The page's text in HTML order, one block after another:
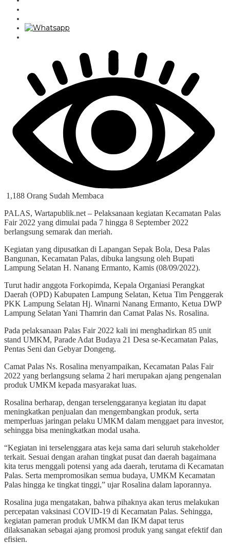
1,188 Orang Sudah Membaca
PALAS, Wartapublik.net – Pelaksanaan kegiatan Kecamatan Palas
Fair 2022 yang dimulai pada 7 hingga 8 September 2022
berlangsung semarak dan meriah.
Kegiatan yang dipusatkan di Lapangan Sepak Bola, Desa Palas
Bangunan, Kecamatan Palas, dibuka langsung oleh Bupati
Lampung Selatan H. Nanang Ermanto, Kamis (08/09/2022).
Turut hadir anggota Forkopimda, Kepala Organiasi Perangkat
Daerah (OPD) Kabupaten Lampung Selatan, Ketua Tim Penggerak
PKK Lampung Selatan Hj. Winarni Nanang Ermanto, Ketua DWP
Lampung Selatan Yani Thamrin dan Camat Palas Ns. Rosalina.
Pada pelaksanaan Palas Fair 2022 kali ini menghadirkan 85 unit
stand UMKM, Parade Adat Budaya 21 Desa se-Kecamatan Palas,
Pentas Seni dan Gebyar Dongeng.
Camat Palas Ns. Rosalina menyampaikan, Kecamatan Palas Fair
2022 yang berlangsung selama 2 hari merupakan ajang pengenalan
produk UMKM kepada masyarakat luas.
Rosalina berharap, dengan terselenggaranya kegiatan itu dapat
meningkatkan penjualan dan mengembangkan produk, serta
memperluas jaringan pelaku UMKM dalam menggaet para investor,
sehingga bisa meningkatkan modal usaha.
“Kegiatan ini terselenggara atas keja sama dari seluruh stakeholder
terkait. Sesuai dengan arahan tingkat pusat dan daerah bagaimana
kita terus menggali potensi yang ada daerah, terutama di Kecamatan
Palas. Serta mempromosikan semua budaya, UMKM Kecamatan
Palas hingga ke tingkat tinggi,” ujar Rosalina dalam laporannya.
Rosalina juga mengatakan, bahwa pihaknya akan terus melakukan
percepatan vaksinasi COVID-19 di Kecamatan Palas. Sehingga,
kegiatan pameran produk UMKM dan IKM dapat terus
dilaksanakan sebagai ajang promosi produk yang sangat efektif dan
efisien.